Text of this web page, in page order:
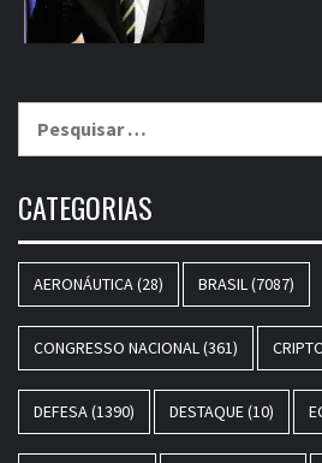
CATEGORIAS
AERONÁUTICA(28) BRASIL(7087)
CONGRESSO NACIONAL(361)
DEFESA(1390) DESTAQUE(10)